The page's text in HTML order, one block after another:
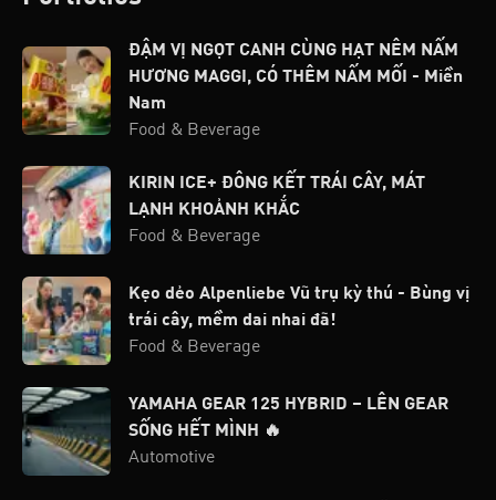
ĐẬM VỊ NGỌT CANH CÙNG HẠT NÊM NẤM
HƯƠNG MAGGI, CÓ THÊM NẤM MỐI - Miền
Nam
Food & Beverage
KIRIN ICE+ ĐÔNG KẾT TRÁI CÂY, MÁT
LẠNH KHOẢNH KHẮC
Food & Beverage
Kẹo dẻo Alpenliebe Vũ trụ kỳ thú - Bùng vị
trái cây, mềm dai nhai đã!
Food & Beverage
YAMAHA GEAR 125 HYBRID – LÊN GEAR
SỐNG HẾT MÌNH 🔥
Automotive